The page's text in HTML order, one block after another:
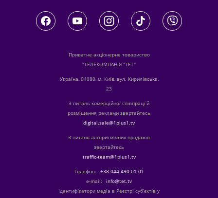
Приватне акціонерне товариство
"ТЕЛЕКОМПАНІЯ "ТЕТ"
Україна, 04080, м. Київ, вул. Кирилівська,
23
З питань комерційної співпраці й
розміщення реклами звертайтесь
digital.sale@1plus1.tv
З питань алгоритмічних продажів
звертайтесь
traffic-team@1plus1.tv
Телефон:
+38 044 490 01 01
е-mail:
info@tet.tv
Ідентифікатори медіа в Реєстрі суб’єктів у